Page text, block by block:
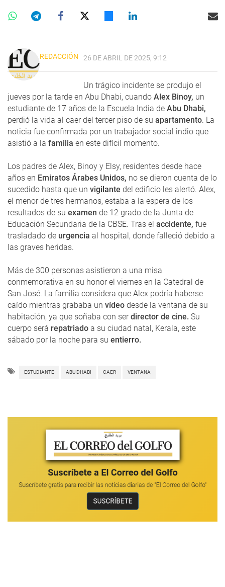
REDACCIÓN 26 DE ABRIL DE 2025, 9:12
Un trágico incidente se produjo el
jueves por la tarde en Abu Dhabi, cuando Alex Binoy, un
estudiante de 17 años de la Escuela India de Abu Dhabi,
perdió la vida al caer del tercer piso de su apartamento. La
noticia fue confirmada por un trabajador social indio que
asistió a la familia en este difícil momento.
Los padres de Alex, Binoy y Elsy, residentes desde hace
años en Emiratos Árabes Unidos, no se dieron cuenta de lo
sucedido hasta que un vigilante del edificio les alertó. Alex,
el menor de tres hermanos, estaba a la espera de los
resultados de su examen de 12 grado de la Junta de
Educación Secundaria de la CBSE. Tras el accidente, fue
trasladado de urgencia al hospital, donde falleció debido a
las graves heridas.
Más de 300 personas asistieron a una misa
conmemorativa en su honor el viernes en la Catedral de
San José. La familia considera que Alex podría haberse
caído mientras grababa un vídeo desde la ventana de su
habitación, ya que soñaba con serdirector de cine. Su
cuerpo será repatriado a su ciudad natal, Kerala, este
sábado por la noche para su entierro.
ESTUDIANTE ABU DHABI CAER VENTANA